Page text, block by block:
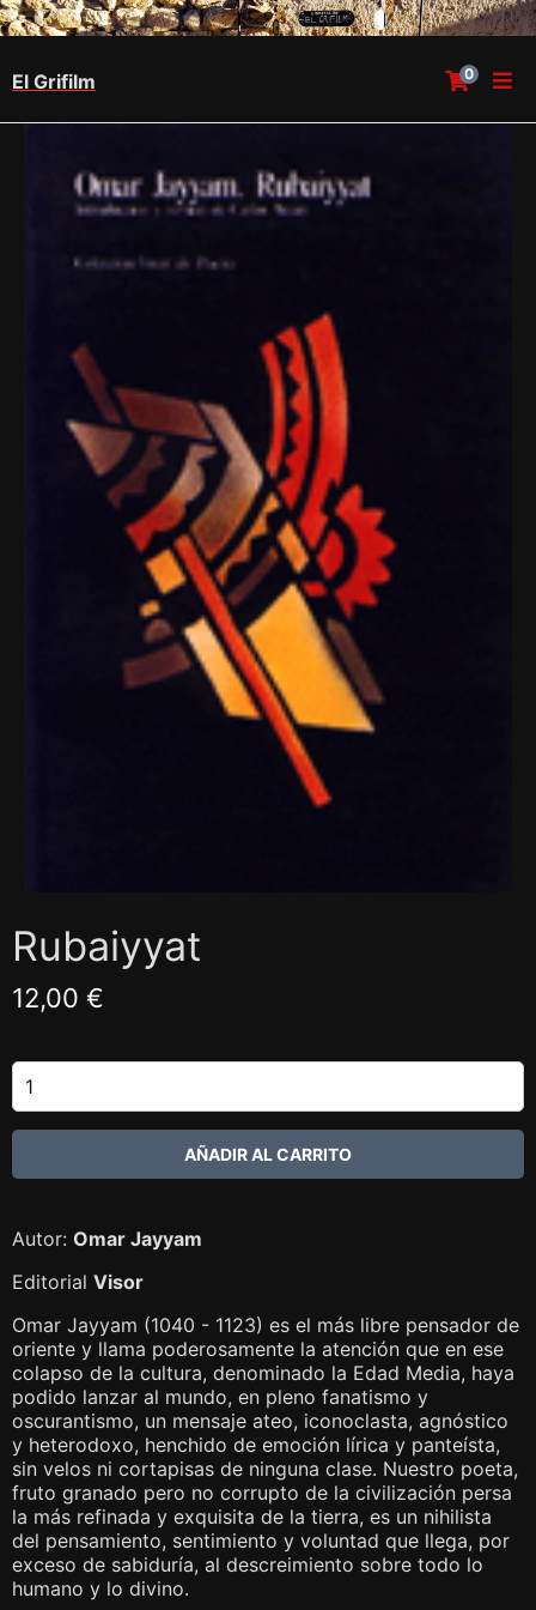
El Grifilm 0
Rubaiyyat
12,00 €
Autor: Omar Jayyam
Editorial Visor
Omar Jayyam (1040 - 1123) es el más libre pensador de
oriente y llama poderosamente la atención que en ese
colapso de la cultura, denominado la Edad Media, haya
podido lanzar al mundo, en pleno fanatismo y
oscurantismo, un mensaje ateo, iconoclasta, agnóstico
y heterodoxo, henchido de emoción lírica y panteísta,
sin velos ni cortapisas de ninguna clase. Nuestro poeta,
fruto granado pero no corrupto de la civilización persa
la más refinada y exquisita de la tierra, es un nihilista
del pensamiento, sentimiento y voluntad que llega, por
exceso de sabiduría, al descreimiento sobre todo lo
humano y lo divino.